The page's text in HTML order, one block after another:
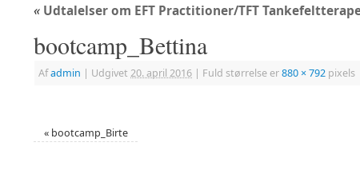
« Udtalelser om EFT Practitioner/TFT
bootcamp_Bettina
Afadmin | Udgivet 20. april 2016 | Fuld størrelse er880 × 792 pixels
« bootcamp_Birte